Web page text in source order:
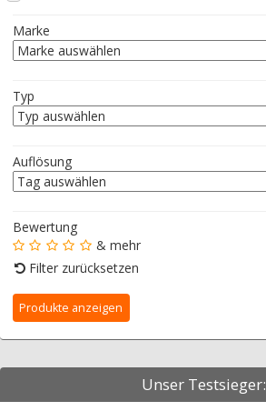
Marke
Typ
Auflösung
Bewertung
& mehr
Filter zurücksetzen
Unser Testsieger: